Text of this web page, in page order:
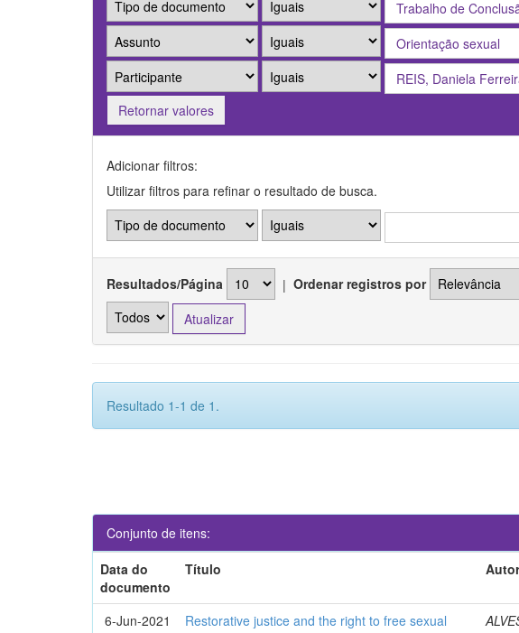
Retornar valores
Adicionar filtros:
Utilizar filtros para refinar o resultado de busca.
Resultados/Página | Ordenar registros por
Resultado 1-1 de 1.
Conjunto de itens:
Data do
documento
Título
6-Jun-2021
Restorative justice and the right to free sexual